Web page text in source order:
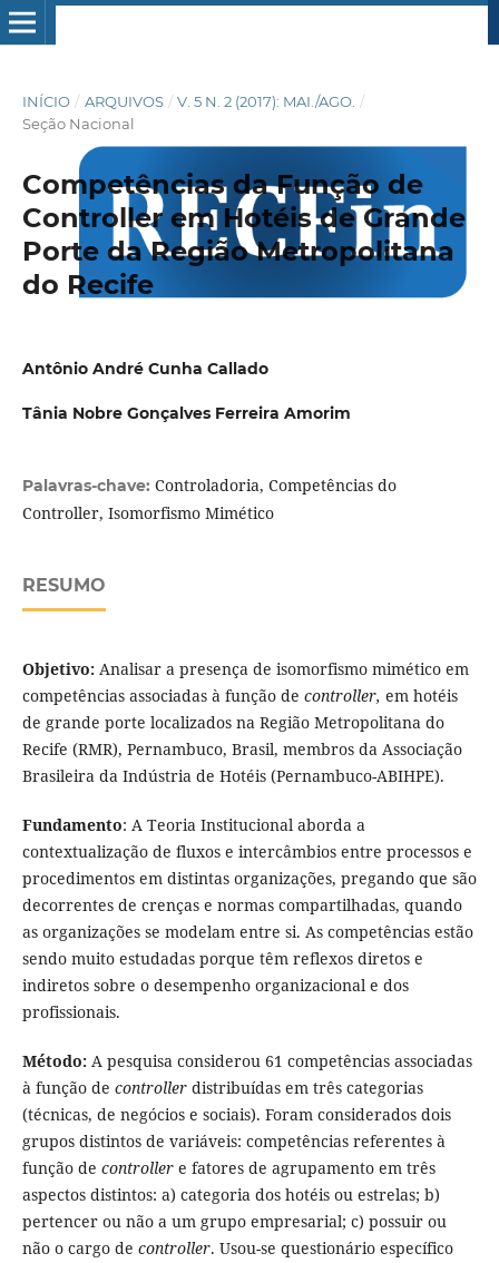
INÍCIO / ARQUIVOS / V. 5 N. 2 (2017): MAI./AGO. /
Seção Nacional
Competências da Função de
Controller em Hotéis de Grande
Porte da Região Metropolitana
do Recife
Antônio André Cunha Callado
Tânia Nobre Gonçalves Ferreira Amorim
Palavras-chave: Controladoria, Competências do
Controller, Isomorfismo Mimético
RESUMO
Objetivo:Analisar a presença de isomorfismo mimético em
competências associadas à função de controller, em hotéis
de grande porte localizados na Região Metropolitana do
Recife (RMR), Pernambuco, Brasil, membros da Associação
Brasileira da Indústria de Hotéis (Pernambuco-ABIHPE).
Fundamento: A Teoria Institucional aborda a
contextualização de fluxos e intercâmbios entre processos e
procedimentos em distintas organizações, pregando que são
decorrentes de crenças e normas compartilhadas, quando
as organizações se modelam entre si. As competências estão
sendo muito estudadas porque têm reflexos diretos e
indiretos sobre o desempenho organizacional e dos
profissionais.
Método:A pesquisa considerou 61 competências associadas
à função de controllerdistribuídas em três categorias
(técnicas, de negócios e sociais). Foram considerados dois
grupos distintos de variáveis: competências referentes à
função de controllere fatores de agrupamento em três
aspectos distintos: a) categoria dos hotéis ou estrelas; b)
pertencer ou não a um grupo empresarial; c) possuir ou
não o cargo de controller. Usou-se questionário específico